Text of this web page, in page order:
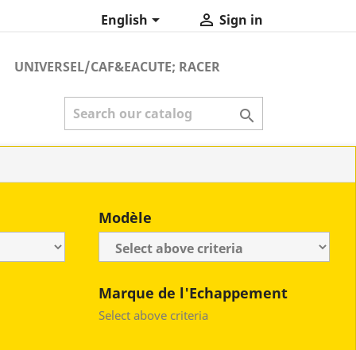
English  Sign in
UNIVERSEL/CAF&EACUTE; RACER

Modèle
Marque de l'Echappement
Select above criteria